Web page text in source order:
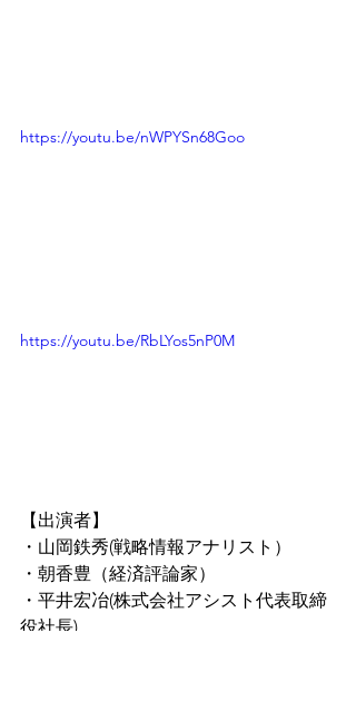
https://youtu.be/nWPYSn68Goo
https://youtu.be/RbLYos5nP0M
【出演者】
・山岡鉄秀(戦略情報アナリスト）
・朝香豊（経済評論家）
・平井宏冶(株式会社アシスト代表取締
役社長)